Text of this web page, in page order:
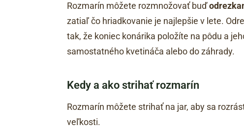
Rozmarín môžete rozmnožovať buď
zatiaľ čo hriadkovanie je najlepšie v lete.
tak, že koniec konárika položíte na pôdu a
samostatného kvetináča alebo do záhrady.
Kedy a ako strihať rozmarín
Rozmarín môžete strihať na jar, aby sa
veľkosti.